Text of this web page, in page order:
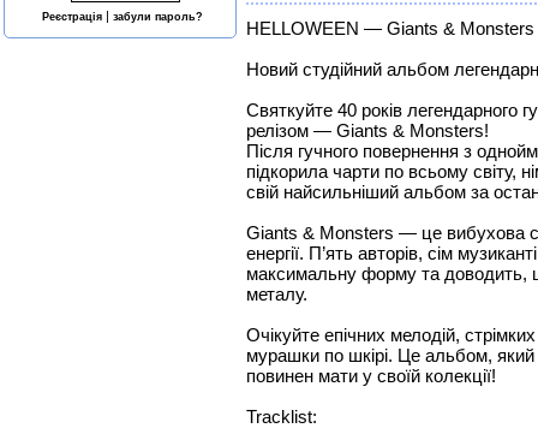
Реєстрація |забули пароль?
HELLOWEEN — Giants & Monsters
Новий студійний альбом
Святкуйте 40 років легендарного
релізом — Giants & Monsters!
Після гучного повернення з
підкорила чарти по всьому світу,
свій найсильніший альбом за
Giants & Monsters — це вибухова
енергії. П’ять авторів, сім
максимальну форму та доводить,
металу.
Очікуйте епічних мелодій,
мурашки по шкірі. Це альбом,
повинен мати у своїй колекції!
Tracklist: